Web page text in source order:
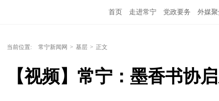
首页 走进常宁 党政要务 外媒
当前位置: 常宁新闻网 > 基层 > 正文
【视频】常宁：墨香书协